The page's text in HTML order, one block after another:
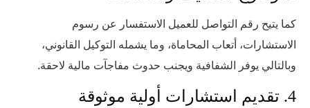
كما يتيح رقم التواصل للعميل الاستفسار عن رسوم
الاستشارات، أتعاب المحاماة، وما يشمله التوكيل القانوني،
وبالتالي يوفر الشفافية ويجنب حدوث مفاجآت مالية لاحقة.
4. تقديم استشارات أولية موثوقة